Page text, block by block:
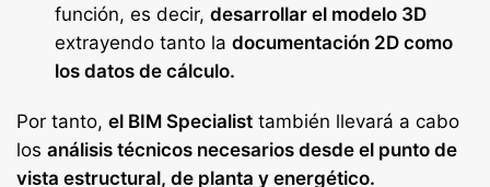
función, es decir, desarrollar el modelo 3D
extrayendo tanto la documentación 2D como
los datos de cálculo.
Por tanto, el BIM Specialist también llevará a cabo
los análisis técnicos necesarios desde el punto de
vista estructural, de planta y energético.